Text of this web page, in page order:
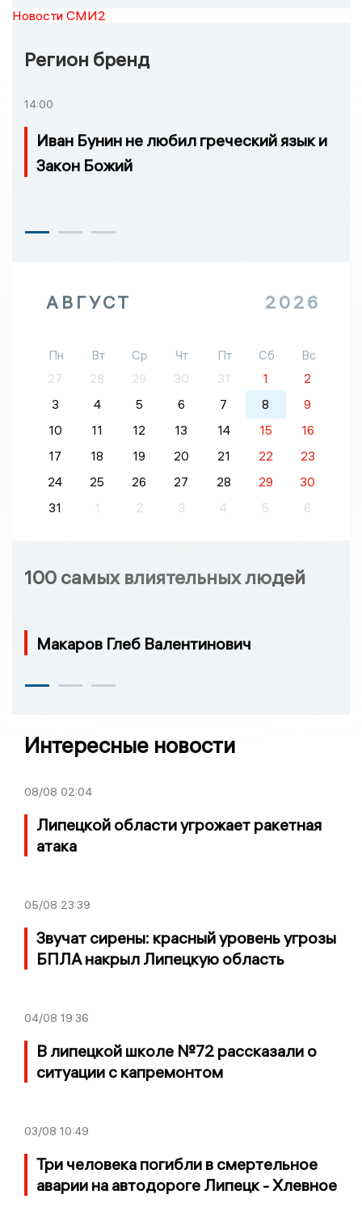
Новости СМИ2
Регион бренд
14:00
Иван Бунин не любил греческий язык и
Закон Божий
АВГУСТ 2026
Пн Вт Ср Чт Пт Сб
Вс
27
28 29 30 31 1
2
3
4 5 6 7 8
9
10
11 12 13 14 15
16
17
18 19 20 21 22
23
24
25 26 27 28 29
30
31
1 2 3 4 5 6
100 самых влиятельных людей
Макаров Глеб Валентинович
Интересные новости
08/08 02:04
Липецкой области угрожает ракетная
атака
05/08 23:39
Звучат сирены: красный уровень угрозы
БПЛА накрыл Липецкую область
04/08 19:36
В липецкой школе №72 рассказали о
ситуации с капремонтом
03/08 10:49
Три человека погибли в смертельное
аварии на автодороге Липецк - Хлевное